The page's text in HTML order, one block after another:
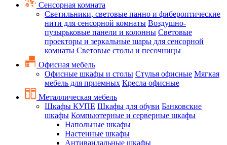
Сенсорная комната
Светильники, световые панно и фибероптические
нити для сенсорной комнаты Воздушно-
пузырьковые панели и колонны Световые
проекторы и зеркальные шары для сенсорной
комнаты Световые столы и песочницы
Офисная мебель
Офисные шкафы и столы Стулья офисные Мягкая
мебель для приемных Кресла офисные
Металлическая мебель
Шкафы КУПЕ Шкафы для обуви Банковские
шкафы Компьютерные и серверные шкафы
Напольные шкафы
Настенные шкафы
Антивандальные шкафы